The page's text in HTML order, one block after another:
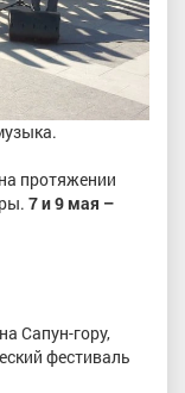
протяжении
7 и 9 мая –
Сапун-гору,
фестиваль